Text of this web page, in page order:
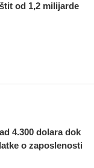
od 1,2 milijarde
4.300 dolara dok
o zaposlenosti